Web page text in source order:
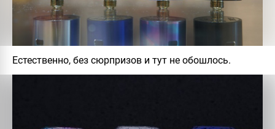
Естественно, без сюрпризов и тут не обошлось.